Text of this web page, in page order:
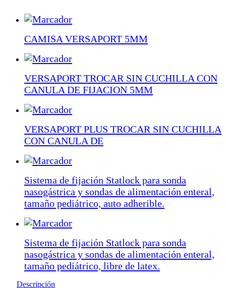
CAMISA VERSAPORT 5MM
VERSAPORT TROCAR SIN CUCHILLA CON
CANULA DE FIJACION 5MM
VERSAPORT PLUS TROCAR SIN CUCHILLA
CON CANULA DE
Sistema de fijación Statlock para sonda
nasogástrica y sondas de alimentación enteral,
tamaño pediátrico, auto adherible.
Sistema de fijación Statlock para sonda
nasogástrica y sondas de alimentación enteral,
tamaño pediátrico, libre de latex.
Descripción